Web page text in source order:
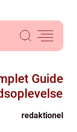
Guide
redaktionel